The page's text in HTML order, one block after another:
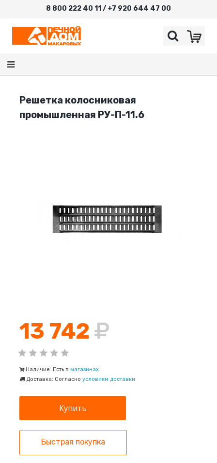
8 800 222 40 11 / +7 920 644 47 00
Решетка колосниковая
промышленная РУ-П-11.6
13 742
Наличие: Есть в магазинах
Доставка: Согласно условиям доставки
Быстрая покупка